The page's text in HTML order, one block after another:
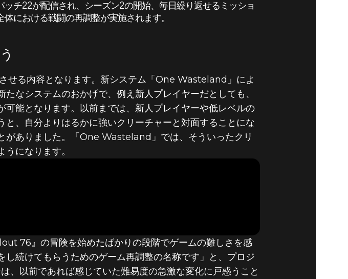
Fallout 76 (PC)
チ22で、「ONE
場
ッチ22が配信され、シーズン2の開始、毎日繰り返せるミッショ
における戦闘の再調整が実施されます。
せる内容となります。新システム「One Wasteland」によ
なシステムのおかげで、例え新人プレイヤーだとしても、
能となります。以前までは、新人プレイヤーや低レベルの
、自分よりはるかに強いクリーチャーと対面することにな
がありました。「One Wasteland」では、そういったクリ
になります。
76』の冒険を始めたばかりの段階でゲームの難しさを感
続けてもらうためのゲーム再調整の名称です」と、プロジ
以前であれば感じていた難易度の急激な変化に戸惑うこと